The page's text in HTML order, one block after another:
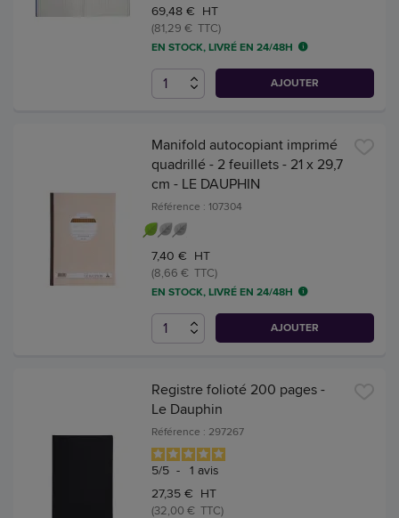
69,48 € HT
(81,29 € TTC)
EN STOCK, LIVRÉ EN 24/48H
AJOUTER
Manifold autocopiant imprimé
quadrillé - 2 feuillets - 21 x 29,7
cm - LE DAUPHIN
Référence : 107304
7,40 € HT
(8,66 € TTC)
EN STOCK, LIVRÉ EN 24/48H
AJOUTER
Registre folioté 200 pages -
Le Dauphin
Référence : 297267
5/5 - 1 avis
27,35 € HT
(32,00 € TTC)